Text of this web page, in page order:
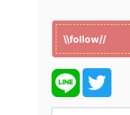
\\follow//